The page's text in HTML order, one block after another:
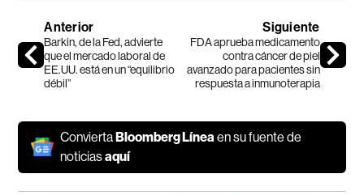
Anterior
Barkin, de la Fed, advierte
que el mercado laboral de
EE.UU. está en un “equilibrio
débil”
Siguiente
FDA aprueba medicamento
contra cáncer de piel
avanzado para pacientes sin
respuesta a inmunoterapia
ConviertaBloomberg Línea en su fuente de
noticiasaquí